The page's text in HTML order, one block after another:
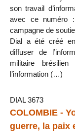
son travail
avec ce numéro
campagne de
Dial a été créé
diffuser de
militaire
l’information (…)
DIAL 3673
COLOMBIE -
guerre, la paix